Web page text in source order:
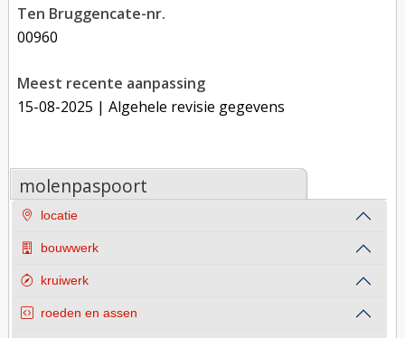
Ten Bruggencate-nr.
00960
Meest recente aanpassing
15-08-2025 | Algehele revisie gegevens
molenpaspoort
locatie
bouwwerk
kruiwerk
roeden en assen